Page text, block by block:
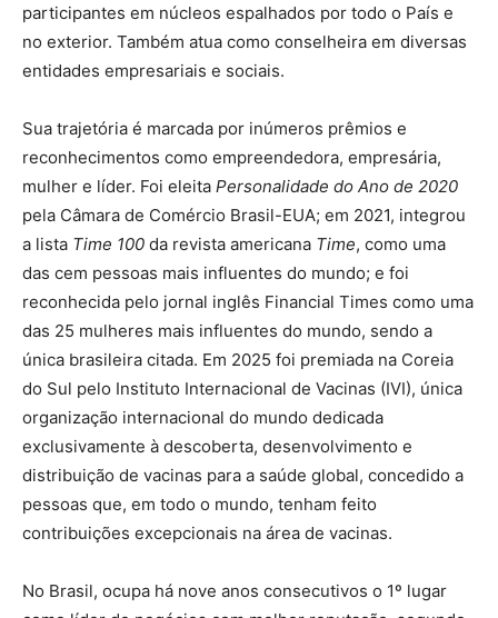
participantes em núcleos espalhados por todo o País e
no exterior. Também atua como conselheira em diversas
entidades empresariais e sociais.
Sua trajetória é marcada por inúmeros prêmios e
reconhecimentos como empreendedora, empresária,
mulher e líder. Foi eleita Personalidade do Ano de 2020
pela Câmara de Comércio Brasil-EUA; em 2021, integrou
a lista Time 100 da revista americana Time, como uma
das cem pessoas mais influentes do mundo; e foi
reconhecida pelo jornal inglês Financial Times como uma
das 25 mulheres mais influentes do mundo, sendo a
única brasileira citada. Em 2025 foi premiada na Coreia
do Sul pelo Instituto Internacional de Vacinas (IVI), única
organização internacional do mundo dedicada
exclusivamente à descoberta, desenvolvimento e
distribuição de vacinas para a saúde global, concedido a
pessoas que, em todo o mundo, tenham feito
contribuições excepcionais na área de vacinas.
No Brasil, ocupa há nove anos consecutivos o 1º lugar